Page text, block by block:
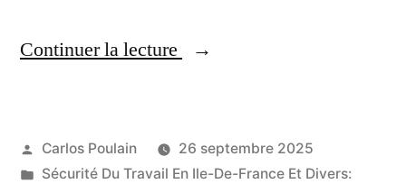
Continuer la lecture
« Accidents
Luxembourg
Publié
par
Carlos Poulain
26 septembre 2025
Publié
Sécurité Du Travail En Ile-De-France Et Divers: